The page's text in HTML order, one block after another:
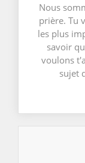
Nous
prière. Tu
les plus
savoir
voulons
sujet